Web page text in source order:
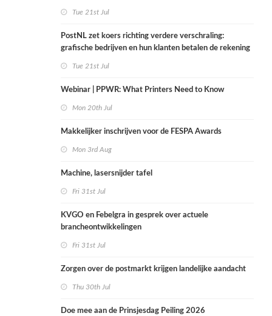
Tue 21st Jul
PostNL zet koers richting verdere verschraling:
grafische bedrijven en hun klanten betalen de rekening
Tue 21st Jul
Webinar | PPWR: What Printers Need to Know
Mon 20th Jul
Makkelijker inschrijven voor de FESPA Awards
Mon 3rd Aug
Machine, lasersnijder tafel
Fri 31st Jul
KVGO en Febelgra in gesprek over actuele
brancheontwikkelingen
Fri 31st Jul
Zorgen over de postmarkt krijgen landelijke aandacht
Thu 30th Jul
Doe mee aan de Prinsjesdag Peiling 2026